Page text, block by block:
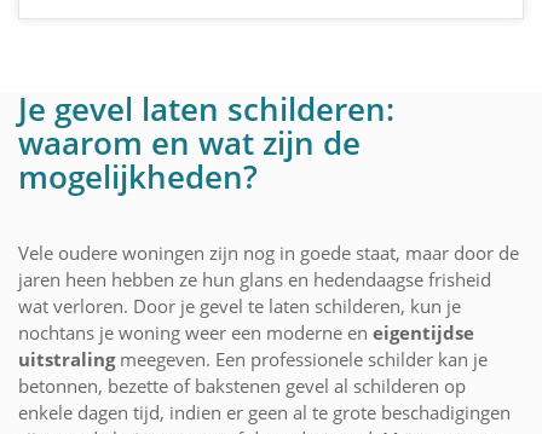
Je gevel laten schilderen:
waarom en wat zijn de
mogelijkheden?
Vele oudere woningen zijn nog in goede staat, maar door de
jaren heen hebben ze hun glans en hedendaagse frisheid
wat verloren. Door je gevel te laten schilderen, kun je
nochtans je woning weer een moderne en eigentijdse
uitstralingmeegeven. Een professionele schilder kan je
betonnen, bezette of bakstenen gevel al schilderen op
enkele dagen tijd, indien er geen al te grote beschadigingen